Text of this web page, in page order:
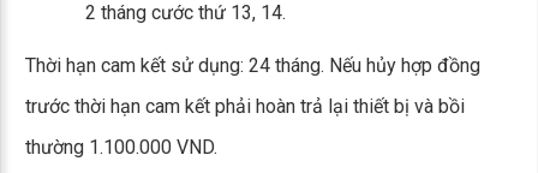
2 tháng cước thứ 13, 14.
Thời hạn cam kết sử dụng: 24 tháng. Nếu hủy hợp đồng
trước thời hạn cam kết phải hoàn trả lại thiết bị và bồi
thường 1.100.000 VND.